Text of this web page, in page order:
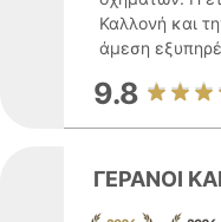
Καλλονή και
άμεση
9.8
ΓΕΡΑΝΟΙ